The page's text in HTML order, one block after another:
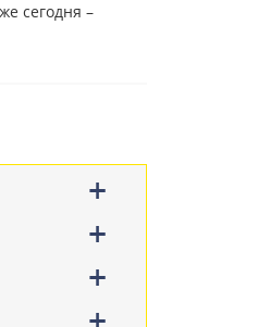
сегодня –